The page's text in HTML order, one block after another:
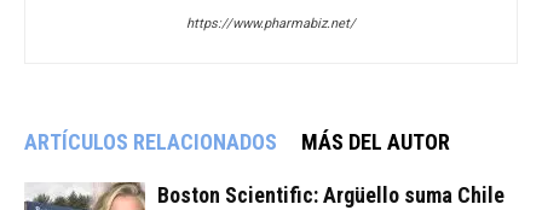
https://www.pharmabiz.net/
ARTÍCULOS RELACIONADOS MÁS DEL AUTOR
Boston Scientific: Argüello suma Chile